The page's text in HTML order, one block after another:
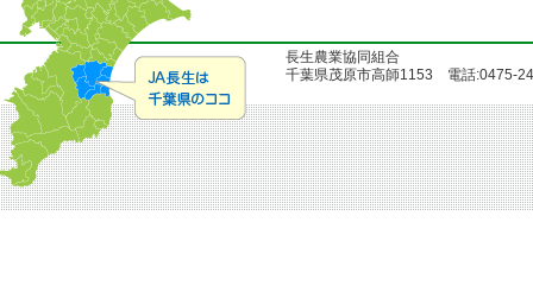
長生農業協同組合
千葉県茂原市高師1153 電話:0475-